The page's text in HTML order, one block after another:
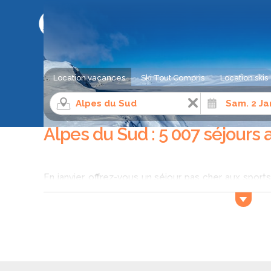
LE COMPARATEUR DE SÉJOUR AU SKI
Location vacances Ski Tout Compris Location skis
Séjour ski Alpes du Sud Janvier
Alpes du Sud : 5 007 séjours
En janvier, offrez-vous un séjour pas cher aux
sud. Prenez le grand air pour cette nouvelle
moins chère de la saison hivernale. Comparez,